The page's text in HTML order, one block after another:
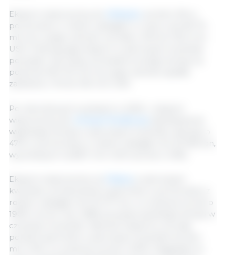
Eksport wieprzowiny do
porównaniu z rokiem ubiegłym w marcu do 66 174
mln ton, a jego wartość wzrosła o 21% do 130,2 mln
USD. Podczas gdy eksport w pierwszym kwartale
pozostał o 4% niższy od zeszłorocznego tempa na
poziomie 187 012 mln ton, jego wartość spadła
zaledwie o 1% do 345 mln USD.
Po rekordowych wynikach w 2020 r. eksport
wieprzowiny do
większego tempa w pierwszym kwartale, skacząc o
47% w porównaniu z rokiem ubiegłym do 35 926 ton,
wycenianych na 89,7 mln USD (wzrost o 43%).
Eksport wieprzowiny na
kwartale wzrósł prawie trzykrotnie w porównaniu z
rokiem ubiegłym do 25 377 ton, co oznacza wzrost o
190% rok do roku i 86% powyżej wysokiego tempa w
czwartym kwartale. Wartość eksportu wzrosła
ponad trzykrotnie w pierwszym kwartale do 62,4
mln USD, co oznacza wzrost o 201%. Osiągnięto to,